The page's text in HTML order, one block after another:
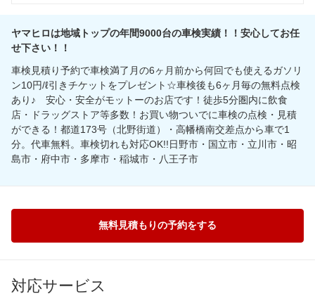
ヤマヒロは地域トップの年間9000台の車検実績！！安心してお任
せ下さい！！
車検見積り予約で車検満了月の6ヶ月前から何回でも使えるガソリ
ン10円/ℓ引きチケットをプレゼント☆車検後も6ヶ月毎の無料点検
あり♪ 安心・安全がモットーのお店です！徒歩5分圏内に飲食
店・ドラッグストア等多数！お買い物ついでに車検の点検・見積
ができる！都道173号（北野街道）・高幡橋南交差点から車で1
分。代車無料。車検切れも対応OK!!日野市・国立市・立川市・昭
島市・府中市・多摩市・稲城市・八王子市
無料見積もりの予約をする
対応サービス